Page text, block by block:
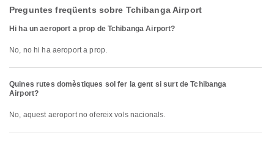
Preguntes freqüents sobre Tchibanga Airport
Hi ha un aeroport a prop de Tchibanga Airport?
No, no hi ha aeroport a prop.
Quines rutes domèstiques sol fer la gent si surt de Tchibanga
Airport?
No, aquest aeroport no ofereix vols nacionals.